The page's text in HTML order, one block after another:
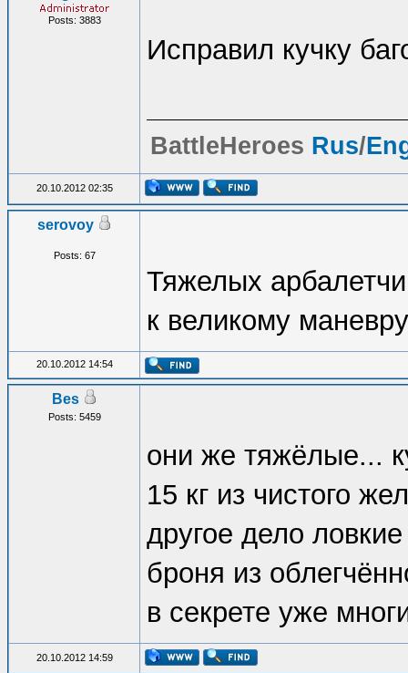
Posts: 3883
Исправил кучку
BattleHeroes Rus/
20.10.2012 02:35
serovoy
Posts: 67
Тяжелых
к великому
20.10.2012 14:54
Bes
Posts: 5459
они же тяжёлые...
15 кг из чистого
другое дело
броня из
в секрете уже
20.10.2012 14:59